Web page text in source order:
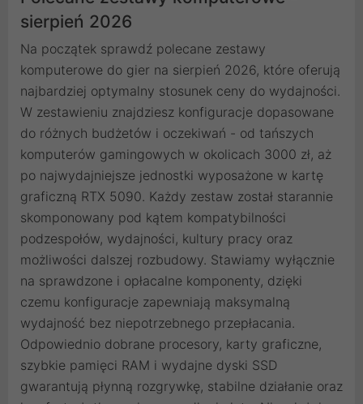
sierpień 2026
Na początek sprawdź polecane zestawy
komputerowe do gier na sierpień 2026, które oferują
najbardziej optymalny stosunek ceny do wydajności.
W zestawieniu znajdziesz konfiguracje dopasowane
do różnych budżetów i oczekiwań - od tańszych
komputerów gamingowych w okolicach 3000 zł, aż
po najwydajniejsze jednostki wyposażone w kartę
graficzną RTX 5090. Każdy zestaw został starannie
skomponowany pod kątem kompatybilności
podzespołów, wydajności, kultury pracy oraz
możliwości dalszej rozbudowy. Stawiamy wyłącznie
na sprawdzone i opłacalne komponenty, dzięki
czemu konfiguracje zapewniają maksymalną
wydajność bez niepotrzebnego przepłacania.
Odpowiednio dobrane procesory, karty graficzne,
szybkie pamięci RAM i wydajne dyski SSD
gwarantują płynną rozgrywkę, stabilne działanie oraz